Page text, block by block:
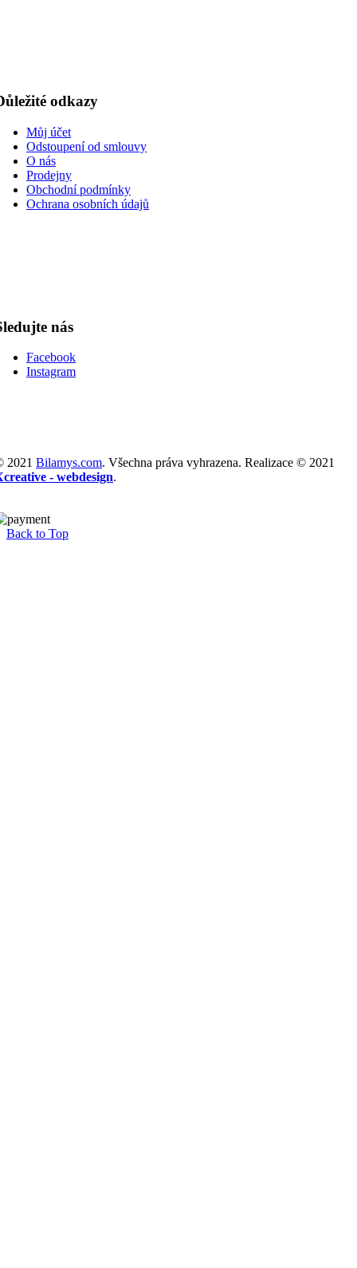
odkazy
Můj účet
Odstoupení od smlouvy
O nás
Prodejny
Obchodní podmínky
Ochrana osobních údajů
nás
Facebook
Instagram
2021 Bilamys.com. Všechna práva vyhrazena. Realizace © 2021
- webdesign.
Back to Top